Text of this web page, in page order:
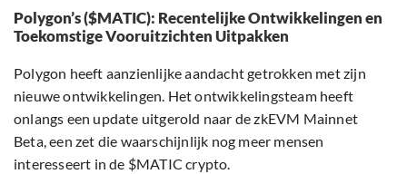
Polygon’s ($MATIC): Recentelijke Ontwikkelingen en
Toekomstige Vooruitzichten Uitpakken
Polygon heeft aanzienlijke aandacht getrokken met zijn
nieuwe ontwikkelingen. Het ontwikkelingsteam heeft
onlangs een update uitgerold naar de zkEVM Mainnet
Beta, een zet die waarschijnlijk nog meer mensen
interesseert in de $MATIC crypto.